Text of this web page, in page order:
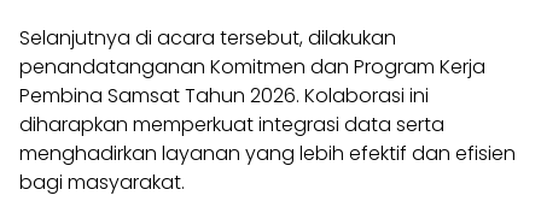
Selanjutnya di acara tersebut, dilakukan
penandatanganan Komitmen dan Program Kerja
Pembina Samsat Tahun 2026. Kolaborasi ini
diharapkan memperkuat integrasi data serta
menghadirkan layanan yang lebih efektif dan efisien
bagi masyarakat.